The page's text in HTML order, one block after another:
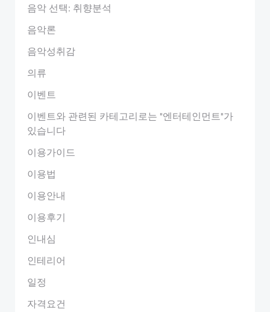
음악 선택: 취향분석
음악론
음악성취감
의류
이벤트
이벤트와 관련된 카테고리로는 "엔터테인먼트"가
있습니다
이용가이드
이용법
이용안내
이용후기
인내심
인테리어
일정
자격요건